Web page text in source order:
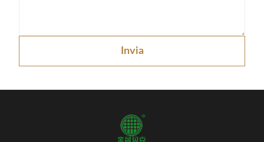
Invia